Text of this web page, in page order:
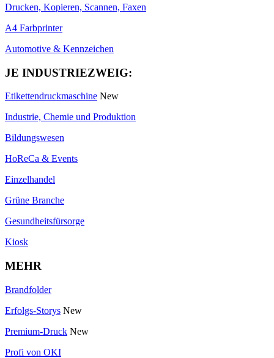
Drucken, Kopieren, Scannen, Faxen
A4 Farbprinter
Automotive & Kennzeichen
JE INDUSTRIEZWEIG:
Etikettendruckmaschine New
Industrie, Chemie und Produktion
Bildungswesen
HoReCa & Events
Einzelhandel
Grüne Branche
Gesundheitsfürsorge
Kiosk
MEHR
Brandfolder
Erfolgs-Storys New
Premium-Druck New
Profi von OKI